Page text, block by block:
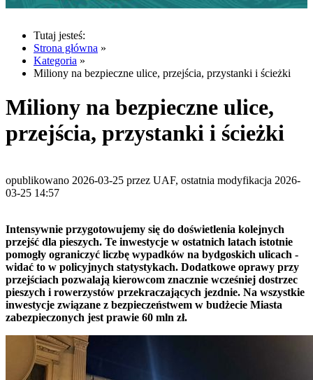
Tutaj jesteś:
Strona główna »
Kategoria »
Miliony na bezpieczne ulice, przejścia, przystanki i ścieżki
Miliony na bezpieczne ulice,
przejścia, przystanki i ścieżki
opublikowano 2026-03-25 przez UAF, ostatnia modyfikacja 2026-
03-25 14:57
Intensywnie przygotowujemy się do doświetlenia kolejnych
przejść dla pieszych. Te inwestycje w ostatnich latach istotnie
pomogły ograniczyć liczbę wypadków na bydgoskich ulicach -
widać to w policyjnych statystykach. Dodatkowe oprawy przy
przejściach pozwalają kierowcom znacznie wcześniej dostrzec
pieszych i rowerzystów przekraczających jezdnie. Na wszystkie
inwestycje związane z bezpieczeństwem w budżecie Miasta
zabezpieczonych jest prawie 60 mln zł.